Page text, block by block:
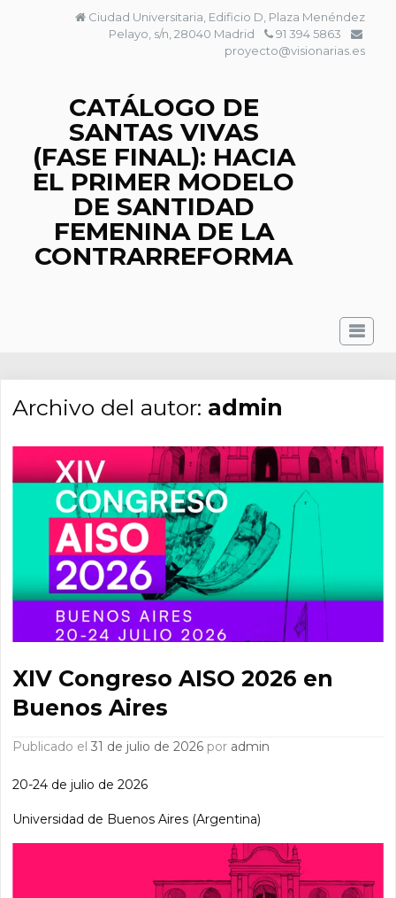
Ciudad Universitaria, Edificio D, Plaza Menéndez
Pelayo, s/n, 28040 Madrid
91 394 5863
proyecto@visionarias.es
CATÁLOGO DE
SANTAS VIVAS
(FASE FINAL): HACIA
EL PRIMER MODELO
DE SANTIDAD
FEMENINA DE LA
CONTRARREFORMA
Archivo del autor: admin
XIV Congreso AISO 2026 en
Buenos Aires
Publicado el31 de julio de 2026 por admin
20-24 de julio de 2026
Universidad de Buenos Aires (Argentina)